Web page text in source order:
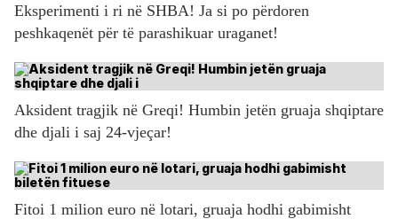
Eksperimenti i ri në SHBA! Ja si po përdoren
peshkaqenët për të parashikuar uraganet!
Aksident tragjik në Greqi! Humbin jetën gruaja shqiptare
dhe djali i saj 24-vjeçar!
Fitoi 1 milion euro në lotari, gruaja hodhi gabimisht